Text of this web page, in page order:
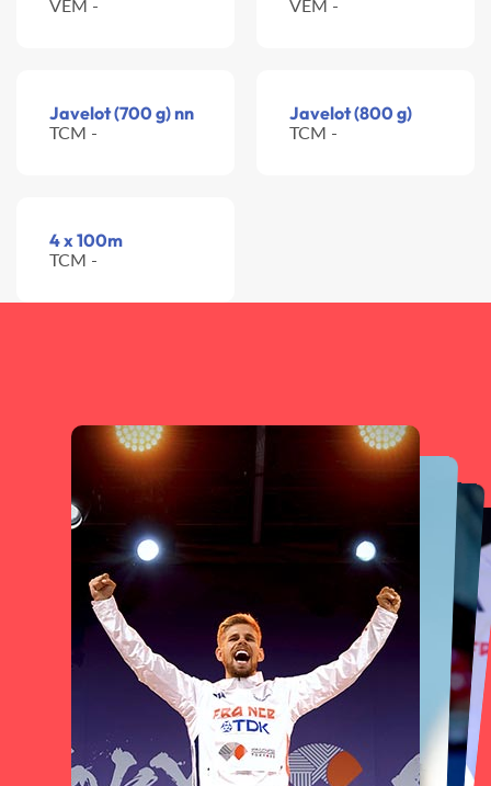
VEM - VEM -
Javelot (700 g) nn
TCM -
Javelot (800 g)
TCM -
4 x 100m
TCM -